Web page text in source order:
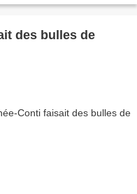
des bulles de